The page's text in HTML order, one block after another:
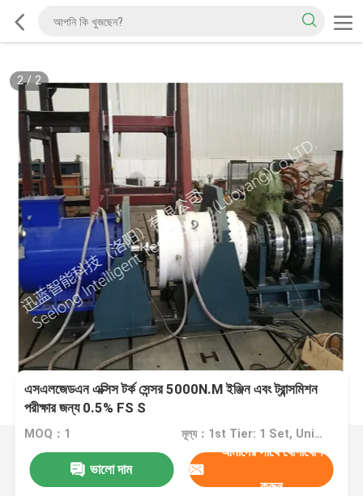
2/ 2
এসএলজেডএন এক্সিস টর্ক সেন্সর 5000N.M ইঞ্জিন এবং ট্রান্সমিশন
পরীক্ষার জন্য 0.5% FS S
MOQ：1 মূল্য：1st Tier: 1 Set, Unit Price USD 3.00 2nd Tier: 2-5 Sets, Unit Price USD 2.00 3rd Tier: Over 5 Sets, Unit Price USD 1.00
ভালো দাম
আমাদের সাথে যোগাযোগ
করুন